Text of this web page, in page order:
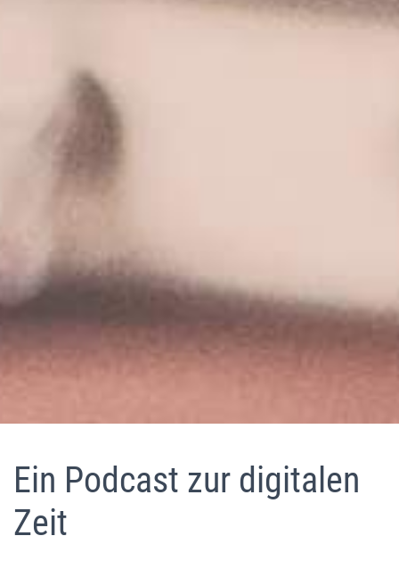
Podcast Pendant – Gespräche zur
digitalen Zeit
Ein Podcast zur digitalen
Zeit